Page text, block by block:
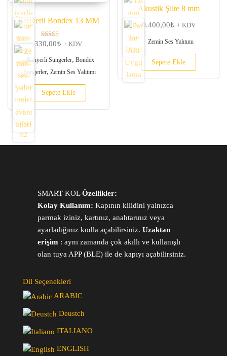
Bariyerli Bondex 13 MM
5 üzerinden
oy aldı
330,00₺ + KDV
Bariyerli Süngerler, Bondex
Süngerler, Zemin Ses Yalıtımı
Sepete Ekle
Akustik Şilte 8 mm
9.400,00₺ + KDV
Zemin Ses Yalıtımı
Sepete Ekle
SMART KOLÖzellikler:
Kolay Kullanım: Kapının kilidini yalnızca
parmak iziniz, kartınız, anahtarınız veya
ayarladığınız kodla açabilirsiniz. Uzaktan
erişim: aynı zamanda çok akıllı ve kullanışlı
olan tuya APP (BLE) ile de kapıyı açabilirsiniz.
Dil Seçenekleri
ARABIC
Deustch
ITALIANO
ENGLISH